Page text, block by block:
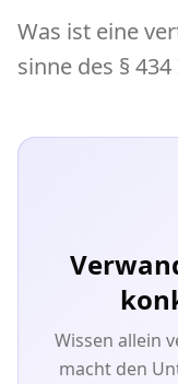
Was ist eine
sinne des § 434
Wissen allein
macht den